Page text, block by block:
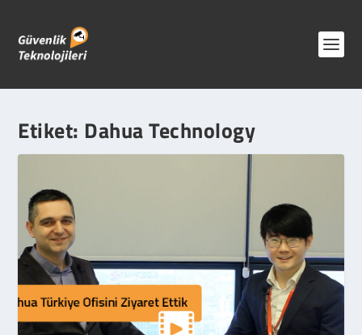
Etiket: Dahua Technology